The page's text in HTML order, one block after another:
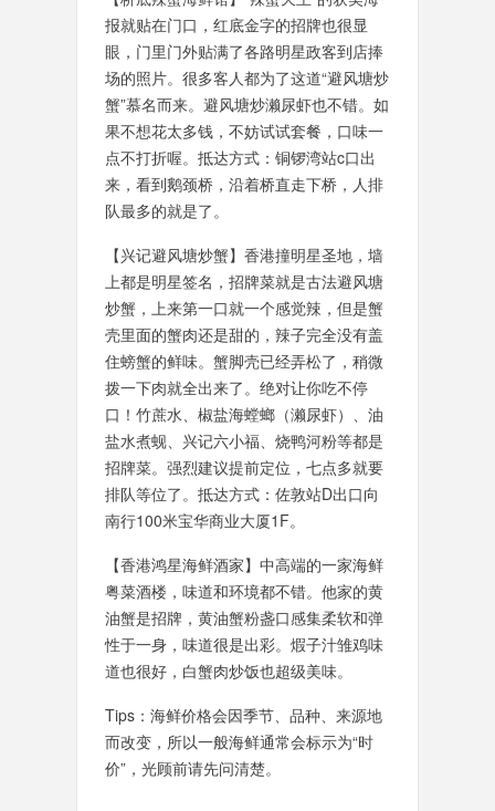
报就贴在门口，红底金字的招牌也很显
眼，门里门外贴满了各路明星政客到店捧
场的照片。很多客人都为了这道“避风塘炒
蟹”慕名而来。避风塘炒濑尿虾也不错。如
果不想花太多钱，不妨试试套餐，口味一
点不打折喔。抵达方式：铜锣湾站c口出
来，看到鹅颈桥，沿着桥直走下桥，人排
队最多的就是了。
【兴记避风塘炒蟹】香港撞明星圣地，墙
上都是明星签名，招牌菜就是古法避风塘
炒蟹，上来第一口就一个感觉辣，但是蟹
壳里面的蟹肉还是甜的，辣子完全没有盖
住螃蟹的鲜味。蟹脚壳已经弄松了，稍微
拨一下肉就全出来了。绝对让你吃不停
口！竹蔗水、椒盐海螳螂（濑尿虾）、油
盐水煮蚬、兴记六小福、烧鸭河粉等都是
招牌菜。强烈建议提前定位，七点多就要
排队等位了。抵达方式：佐敦站D出口向
南行100米宝华商业大厦1F。
【香港鸿星海鲜酒家】中高端的一家海鲜
粤菜酒楼，味道和环境都不错。他家的黄
油蟹是招牌，黄油蟹粉盏口感集柔软和弹
性于一身，味道很是出彩。煆子汁雏鸡味
道也很好，白蟹肉炒饭也超级美味。
Tips：海鲜价格会因季节、品种、来源地
而改变，所以一般海鲜通常会标示为“时
价”，光顾前请先问清楚。